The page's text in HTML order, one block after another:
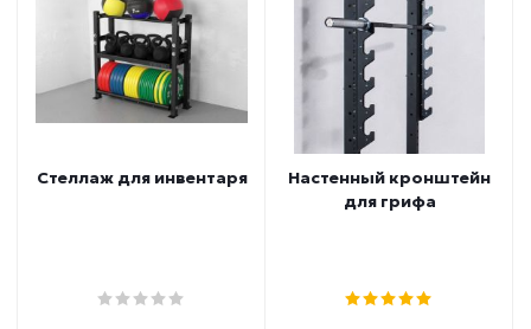
Стеллаж для инвентаря
Настенный кронштейн
для грифа